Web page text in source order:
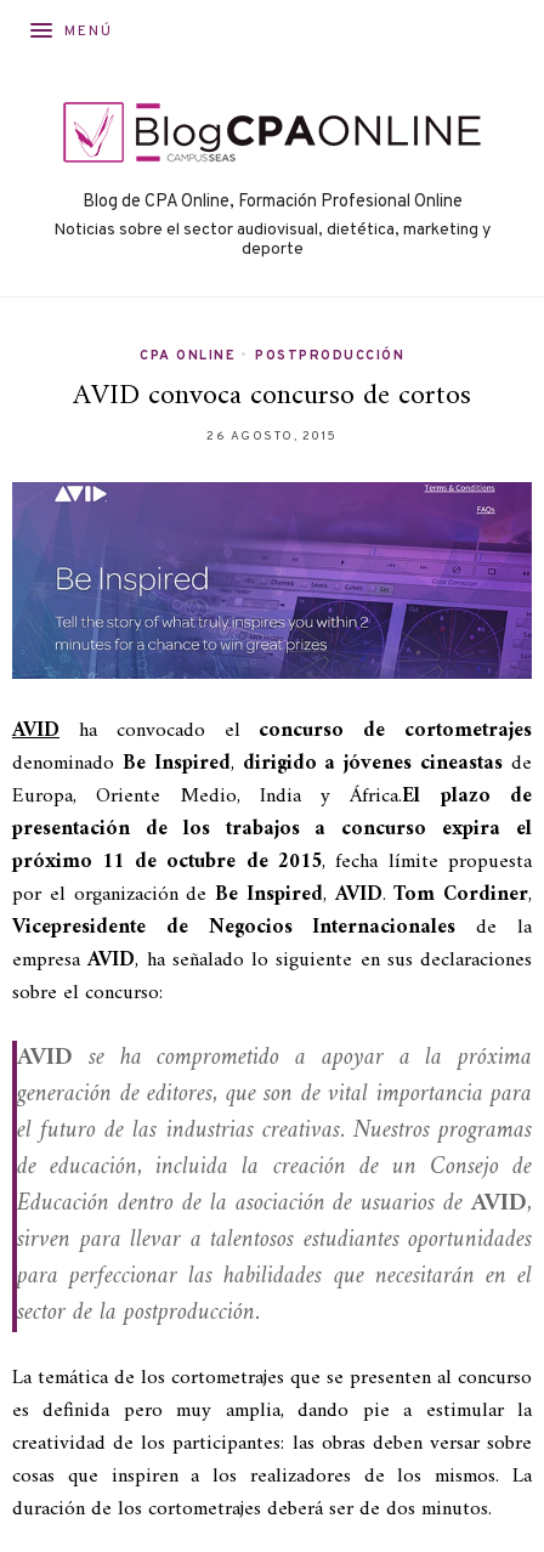
MENÚ
Blog de CPA Online, Formación Profesional Online
Noticias sobre el sector audiovisual, dietética, marketing y
deporte
CPA ONLINE • POSTPRODUCCIÓN
AVID convoca concurso de cortos
26 AGOSTO, 2015
AVID ha convocado el concurso de cortometrajes
denominado Be Inspired, dirigido a jóvenes cineastas de
Europa, Oriente Medio, India y África.El plazo de
presentación de los trabajos a concurso expira el
próximo 11 de octubre de 2015, fecha límite propuesta
por el organización de Be Inspired,AVID.Tom Cordiner,
Vicepresidente de Negocios Internacionales de la
empresaAVID, ha señalado lo siguiente en sus declaraciones
sobre el concurso:
AVID se ha comprometido a apoyar a la próxima
generación de editores, que son de vital importancia para
el futuro de las industrias creativas. Nuestros programas
de educación, incluida la creación de un Consejo de
Educación dentro de la asociación de usuarios deAVID,
sirven para llevar a talentosos estudiantes oportunidades
para perfeccionar las habilidades que necesitarán en el
sector de la postproducción.
La temática de los cortometrajes que se presenten al concurso
es definida pero muy amplia, dando pie a estimular la
creatividad de los participantes: las obras deben versar sobre
cosas que inspiren a los realizadores de los mismos. La
duración de los cortometrajes deberá ser de dos minutos.